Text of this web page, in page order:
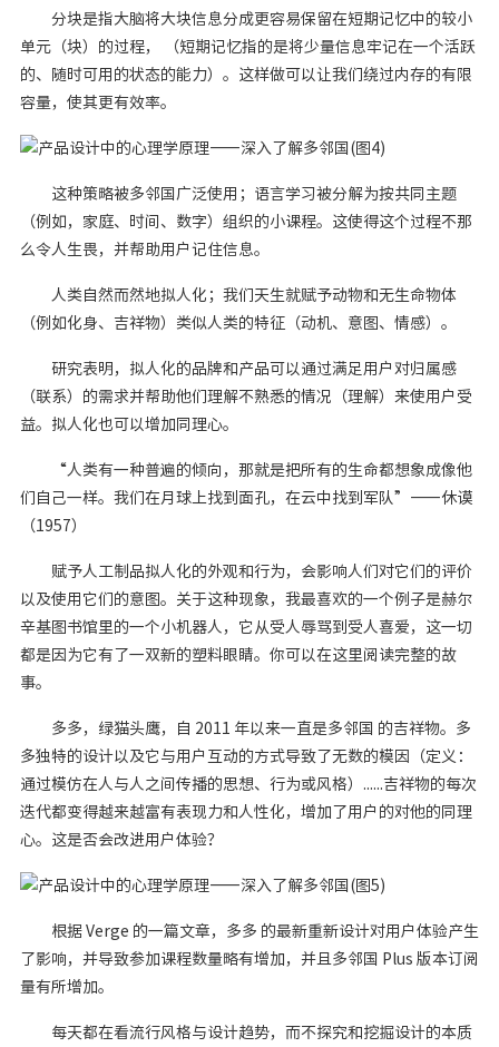
分块是指大脑将大块信息分成更容易保留在短期记忆中的较小
单元（块）的过程， （短期记忆指的是将少量信息牢记在一个活跃
的、随时可用的状态的能力）。这样做可以让我们绕过内存的有限
容量，使其更有效率。
这种策略被多邻国广泛使用；语言学习被分解为按共同主题
（例如，家庭、时间、数字）组织的小课程。这使得这个过程不那
么令人生畏，并帮助用户记住信息。
人类自然而然地拟人化；我们天生就赋予动物和无生命物体
（例如化身、吉祥物）类似人类的特征（动机、意图、情感）。
研究表明，拟人化的品牌和产品可以通过满足用户对归属感
（联系）的需求并帮助他们理解不熟悉的情况（理解）来使用户受
益。拟人化也可以增加同理心。
“人类有一种普遍的倾向，那就是把所有的生命都想象成像他
们自己一样。我们在月球上找到面孔，在云中找到军队”——休谟
（1957）
赋予人工制品拟人化的外观和行为，会影响人们对它们的评价
以及使用它们的意图。关于这种现象，我最喜欢的一个例子是赫尔
辛基图书馆里的一个小机器人，它从受人辱骂到受人喜爱，这一切
都是因为它有了一双新的塑料眼睛。你可以在这里阅读完整的故
事。
多多，绿猫头鹰，自 2011 年以来一直是多邻国 的吉祥物。多
多独特的设计以及它与用户互动的方式导致了无数的模因（定义：
通过模仿在人与人之间传播的思想、行为或风格）......吉祥物的每次
迭代都变得越来越富有表现力和人性化，增加了用户的对他的同理
心。这是否会改进用户体验？
根据 Verge 的一篇文章，多多 的最新重新设计对用户体验产生
了影响，并导致参加课程数量略有增加，并且多邻国 Plus 版本订阅
量有所增加。
每天都在看流行风格与设计趋势，而不探究和挖掘设计的本质